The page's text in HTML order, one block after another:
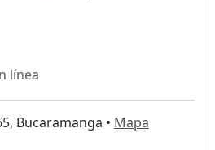
línea
Bucaramanga • Mapa